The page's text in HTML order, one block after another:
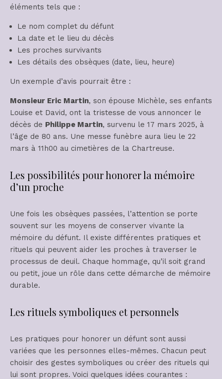
éléments tels que :
Le nom complet du défunt
La date et le lieu du décès
Les proches survivants
Les détails des obsèques (date, lieu, heure)
Un exemple d’avis pourrait être :
Monsieur Eric Martin, son épouse Michèle, ses enfants
Louise et David, ont la tristesse de vous annoncer le
décès de Philippe Martin, survenu le 17 mars 2025, à
l’âge de 80 ans. Une messe funèbre aura lieu le 22
mars à 11h00 au cimetières de la Chartreuse.
Les possibilités pour honorer la mémoire
d’un proche
Une fois les obsèques passées, l’attention se porte
souvent sur les moyens de conserver vivante la
mémoire du défunt. Il existe différentes pratiques et
rituels qui peuvent aider les proches à traverser le
processus de deuil. Chaque hommage, qu’il soit grand
ou petit, joue un rôle dans cette démarche de mémoire
durable.
Les rituels symboliques et personnels
Les pratiques pour honorer un défunt sont aussi
variées que les personnes elles-mêmes. Chacun peut
choisir des gestes symboliques ou créer des rituels qui
lui sont propres. Voici quelques idées courantes :